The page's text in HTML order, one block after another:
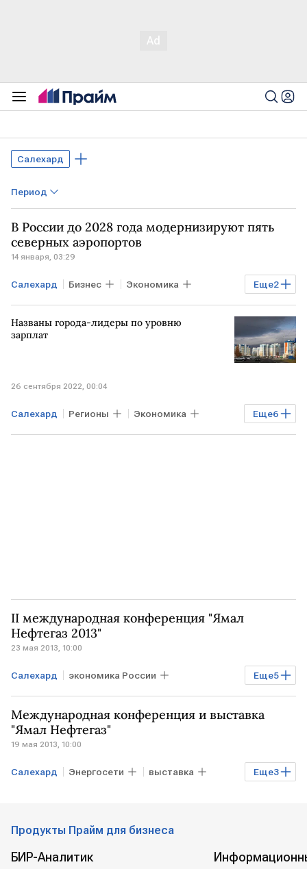
Салехард
Период
В России до 2028 года модернизируют пять
северных аэропортов
14 января, 03:29
Еще2
Салехард Бизнес Экономика
Хабаровский край Южно-Сахалинск
Названы города-лидеры по уровню
зарплат
26 сентября 2022, 00:04
Еще6
Салехард Регионы Экономика
НАЛЬЧИК города рейтинг
II международная конференция "Ямал
Нефтегаз 2013"
23 мая 2013, 10:00
Еще5
Салехард экономика России
Календарь событий конференция
Нефть Промышленность
Международная конференция и выставка
"Ямал Нефтегаз"
19 мая 2013, 10:00
Еще3
Салехард Энергосети выставка
Продукты Прайм для бизнеса
БИР-Аналитик